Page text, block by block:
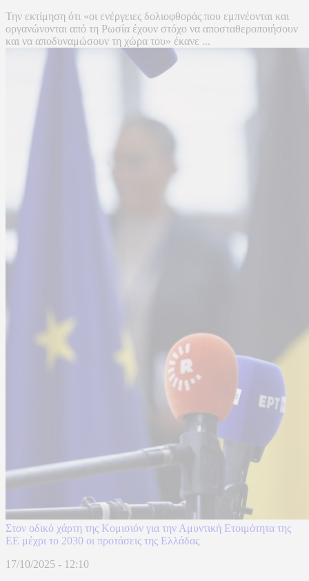
Την εκτίμηση ότι «οι ενέργειες δολιοφθοράς που εμπνέονται και
οργανώνονται από τη Ρωσία έχουν στόχο να αποσταθεροποιήσουν
και να αποδυναμώσουν τη χώρα του» έκανε ...
Στον οδικό χάρτη της Κομισιόν για την Αμυντική Ετοιμότητα της
ΕΕ μέχρι το 2030 οι προτάσεις της Ελλάδας
17/10/2025 - 12:10